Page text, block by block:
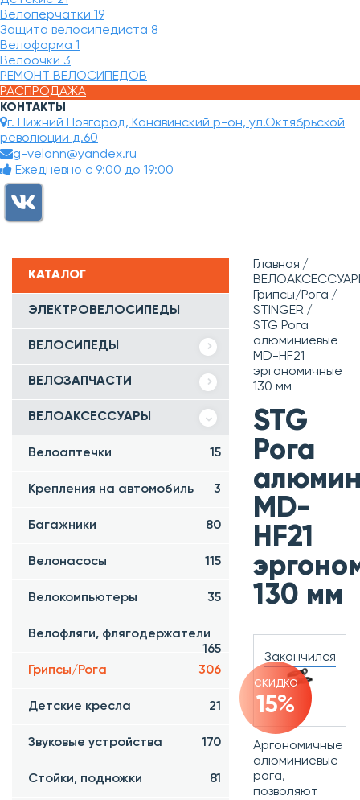
Велоперчатки 19
Защита велосипедиста 8
Велоформа 1
Велоочки 3
РЕМОНТ ВЕЛОСИПЕДОВ
РАСПРОДАЖА
КОНТАКТЫ
г. Нижний Новгород, Канавинский р-он, ул.Октябрьской
революции д.60
g-velonn@yandex.ru
Ежедневно с 9:00 до 19:00
КАТАЛОГ
ЭЛЕКТРОВЕЛОСИПЕДЫ
ВЕЛОСИПЕДЫ
ВЕЛОЗАПЧАСТИ
ВЕЛОАКСЕССУАРЫ
Велоаптечки 15
Крепления на автомобиль 3
Багажники 80
Велонасосы 115
Велокомпьютеры 35
Велофляги, флягодержатели
165
Грипсы/Рога
306
Детские кресла 21
Звуковые устройства 170
Стойки, подножки 81
Главная
Грипсы/Рога
STINGER
STG Рога
алюминиевые
MD-HF21
эргономичные
130 мм
STG
Рога
MD-
HF21
130 мм
Закончился
скидка
15%
Аргономичные
алюминиевые
рога,
позволяют